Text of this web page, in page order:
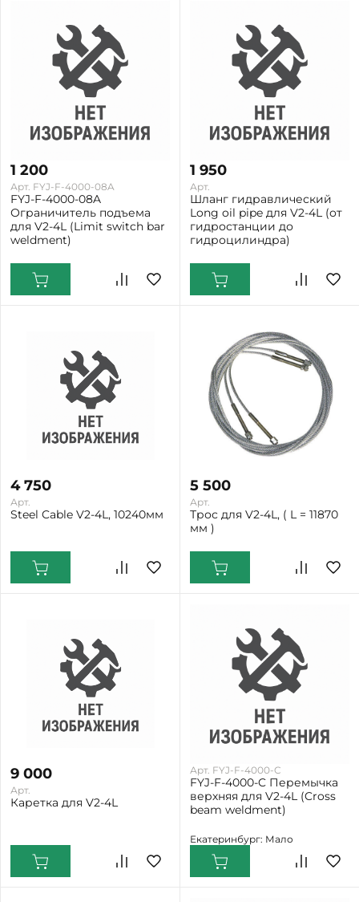
1 200
Арт. FYJ-F-4000-08A
FYJ-F-4000-08A
Ограничитель подъема
для V2-4L (Limit switch bar
weldment)
1 950
Арт.
Шланг гидравлический
Long oil pipe для V2-4L (от
гидростанции до
гидроцилиндра)
4 750
Арт.
Steel Cable V2-4L, 10240мм
5 500
Арт.
Трос для V2-4L, ( L = 11870
мм )
9 000
Арт.
Каретка для V2-4L
Арт. FYJ-F-4000-C
FYJ-F-4000-C Перемычка
верхняя для V2-4L (Cross
beam weldment)
Екатеринбург: Мало